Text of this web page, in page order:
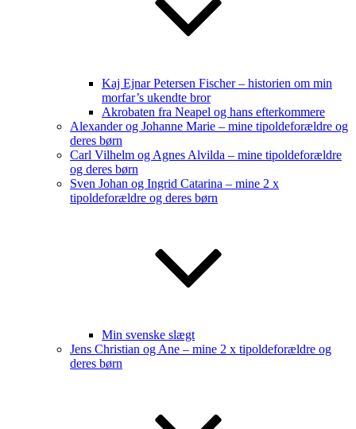
Kaj Ejnar Petersen Fischer – historien om min
morfar’s ukendte bror
Akrobaten fra Neapel og hans efterkommere
Alexander og Johanne Marie – mine tipoldeforældre og
deres børn
Carl Vilhelm og Agnes Alvilda – mine tipoldeforældre
og deres børn
Sven Johan og Ingrid Catarina – mine 2 x
tipoldeforældre og deres børn
Min svenske slægt
Jens Christian og Ane – mine 2 x tipoldeforældre og
deres børn